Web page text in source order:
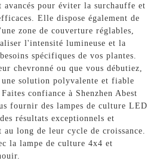
avancés pour éviter la surchauffe et
Elle dispose également de
zone de couverture réglables,
l'intensité lumineuse et la
spécifiques de vos plantes.
chevronné ou que vous débutiez,
solution polyvalente et fiable
confiance à Shenzhen Abest
fournir des lampes de culture LED
résultats exceptionnels et
long de leur cycle de croissance.
la lampe de culture 4x4 et